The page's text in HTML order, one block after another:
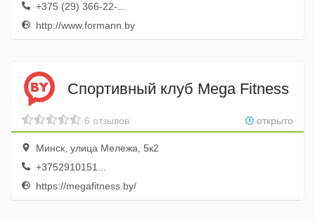
+375 (29) 366-22-...
http://www.formann.by
Спортивный клуб Mega Fitness
открыто
6 отзывов
Минск, улица Мележа, 5к2
+3752910151...
https://megafitness.by/